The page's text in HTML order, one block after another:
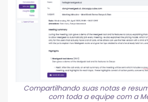
Compartilhando suas notas e
com toda a equipe com a